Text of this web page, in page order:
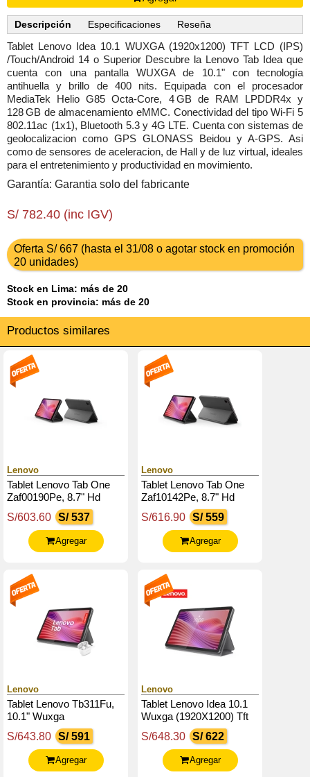
Descripción Especificaciones Reseña
Tablet Lenovo Idea 10.1 WUXGA (1920x1200) TFT LCD (IPS)
/Touch/Android 14 o Superior Descubre la Lenovo Tab Idea que
cuenta con una pantalla WUXGA de 10.1" con tecnología
antihuella y brillo de 400 nits. Equipada con el procesador
MediaTek Helio G85 Octa-Core, 4 GB de RAM LPDDR4x y
128 GB de almacenamiento eMMC. Conectividad del tipo Wi-Fi 5
802.11ac (1x1), Bluetooth 5.3 y 4G LTE. Cuenta con sistemas de
geolocalizacion como GPS GLONASS Beidou y A-GPS. Asi
como de sensores de aceleracion, de Hall y de luz virtual, ideales
para el entretenimiento y productividad en movimiento.
Garantía: Garantia solo del fabricante
S/ 782.40 (inc IGV)
Oferta S/ 667 (hasta el 31/08 o agotar stock en promoción
20 unidades)
Stock en Lima: más de 20
Stock en provincia: más de 20
Productos similares
Lenovo
Tablet Lenovo Tab One
Zaf00190Pe, 8.7" Hd
(1340X800) Ips, 4Gb
Ram Lpddr4X, 128Gb
Emmc 5.1
S/603.60 S/ 537
Agregar
Lenovo
Tablet Lenovo Tab One
Zaf10142Pe, 8.7" Hd
(1340X800) Ips, 4Gb
Ram Lpddr4X, 128Gb
Emmc 5.1
S/616.90 S/ 559
Agregar
Lenovo
Tablet Lenovo Tb311Fu,
10.1" Wuxga
(1920X1200) / Tft / Lcd /
Ips / Touch / Android 14 O
Superior
S/643.80 S/ 591
Agregar
Lenovo
Tablet Lenovo Idea 10.1
Wuxga (1920X1200) Tft
Lcd (Ips) / Touch / Android
14 O Superior
S/648.30 S/ 622
Agregar